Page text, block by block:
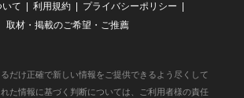
て 利用規約
プライバシーポリシー
取材・掲載のご希望・ご推薦
だけ正確で新しい情報をご提供できるよう尽くして
た情報に基づく判断については、ご利用者様の責任